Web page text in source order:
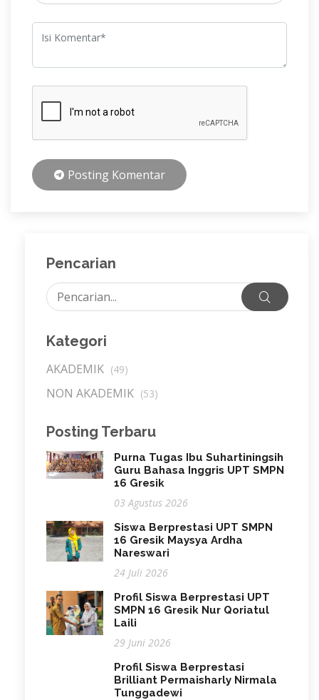
Posting Komentar
Pencarian
Kategori
AKADEMIK (49)
NON AKADEMIK (53)
Posting Terbaru
Purna Tugas Ibu Suhartiningsih
Guru Bahasa Inggris UPT SMPN
16 Gresik
03 Agustus 2026
Siswa Berprestasi UPT SMPN
16 Gresik Maysya Ardha
Nareswari
24 Juli 2026
Profil Siswa Berprestasi UPT
SMPN 16 Gresik Nur Qoriatul
Laili
29 Juni 2026
Profil Siswa Berprestasi
Brilliant Permaisharly Nirmala
Tunggadewi